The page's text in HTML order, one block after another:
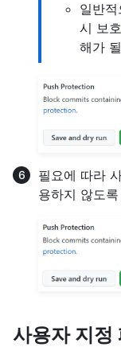
일반
시 보
해가
필요에 따라
용하지 않도
사용자 지정